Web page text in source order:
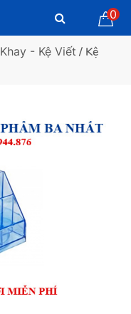
0
Khay - Kệ Viết / Kệ